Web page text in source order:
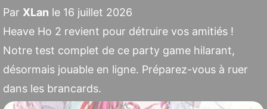
Par XLan le 16 juillet 2026
Heave Ho 2 revient pour détruire vos amitiés !
Notre test complet de ce party game hilarant,
désormais jouable en ligne. Préparez-vous à ruer
dans les brancards.